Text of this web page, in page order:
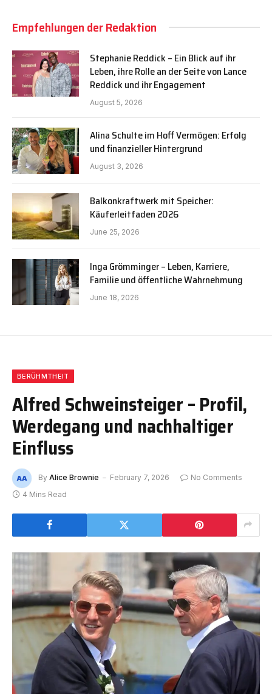
Empfehlungen der Redaktion
Stephanie Reddick – Ein Blick auf ihr
Leben, ihre Rolle an der Seite von Lance
Reddick und ihr Engagement
August 5, 2026
Alina Schulte im Hoff Vermögen: Erfolg
und finanzieller Hintergrund
August 3, 2026
Balkonkraftwerk mit Speicher:
Käuferleitfaden 2026
June 25, 2026
Inga Grömminger – Leben, Karriere,
Familie und öffentliche Wahrnehmung
June 18, 2026
BERÜHMTHEIT
Alfred Schweinsteiger – Profil,
Werdegang und nachhaltiger
Einfluss
By Alice Brownie February 7, 2026
No Comments
4 Mins Read